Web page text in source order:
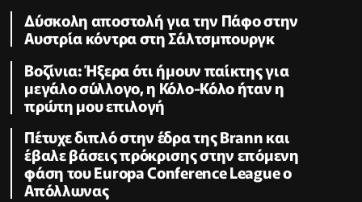
Δύσκολη αποστολή για την Πάφο στην
Αυστρία κόντρα στη Σάλτσμπουργκ
Βοζίνια: Ήξερα ότι ήμουν παίκτης για
μεγάλο σύλλογο, η Κόλο-Κόλο ήταν η
πρώτη μου επιλογή
Πέτυχε διπλό στην έδρα της Brann και
έβαλε βάσεις πρόκρισης στην επόμενη
φάση του Europa Conference League ο
Απόλλωνας